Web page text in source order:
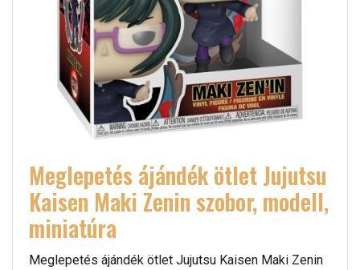
Meglepetés ájándék ötlet Jujutsu
Kaisen Maki Zenin szobor, modell,
miniatúra
Meglepetés ájándék ötlet Jujutsu Kaisen Maki Zenin